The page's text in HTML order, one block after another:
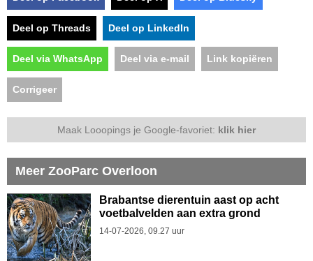
Deel op Threads Deel op LinkedIn
Deel via WhatsApp Deel via e-mail Link kopiëren
Corrigeer
Maak Looopings je Google-favoriet: klik hier
Meer ZooParc Overloon
Brabantse dierentuin aast op acht
voetbalvelden aan extra grond
14-07-2026, 09.27 uur